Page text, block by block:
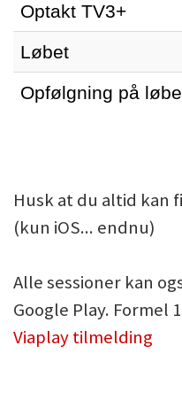
Optakt TV3+
Løbet
Opfølgning på
Husk at du altid kan
(kun iOS... endnu)
Alle sessioner kan
Google Play. Formel
Viaplay tilmelding